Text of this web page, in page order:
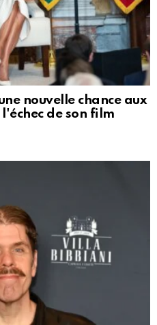
nouvelle chance aux
de son film